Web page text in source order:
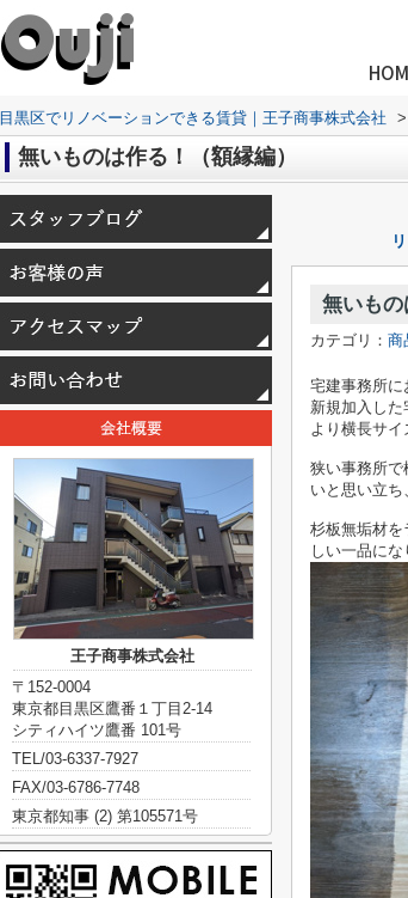
目黒区でリノベーションできる賃貸｜王子商事株式会社 >
無いものは作る！（額縁編）
無いもの
カテゴリ： 商
宅建事務所に
新規加入し
より横長サイ
狭い事務所で
いと思い立ち
杉板無垢材を
しい一品にな
王子商事株式会社
〒152-0004
東京都目黒区鷹番１丁目2-14
シティハイツ鷹番 101号
TEL/03-6337-7927
FAX/03-6786-7748
東京都知事 (2) 第105571号